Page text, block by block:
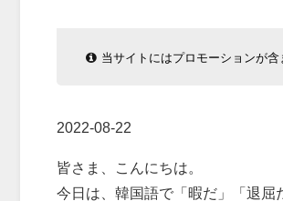
当サイトにはプロモーションが含
2022-08-22
皆さま、こんにちは。
今日は、韓国語で「暇だ」「退屈